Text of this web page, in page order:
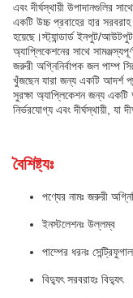
এবং দীর্ঘস্থায়ী উপাদানগুলির
একটি উচ্চ প্রবাহের হার
হয়েছে।স্ট্যান্ডার্ড ইনপুট/আউটপুট
অ্যাপ্লিকেশনের সাথে
জরুরী অগ্নিনির্বাপক জল পাম্প
খুঁজছেন যারা জন্য একটি আদর্শ
সুরক্ষা অ্যাপ্লিকেশন জন্য একটি
নির্ভরযোগ্য এবং দীর্ঘস্থায়ী, যা
বৈশিষ্ট্যঃ
পণ্যের নামঃ জরুরী
ইনস্টলেশনঃ উল্লম্ব
পাম্পের ধরনঃ সেন্ট্রিফুগাল
বিদ্যুৎ সরবরাহঃ বিদ্যুৎ